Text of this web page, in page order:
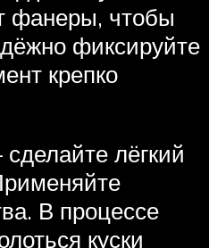
фанеры, чтобы
фиксируйте
крепко
лёгкий
В процессе
куски